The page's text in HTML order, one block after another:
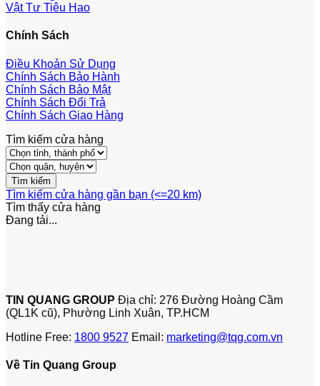
Vật Tư Tiêu Hao
Chính Sách
Điều Khoản Sử Dụng
Chính Sách Bảo Hành
Chính Sách Bảo Mật
Chính Sách Đổi Trả
Chính Sách Giao Hàng
Tìm kiếm cửa hàng
Tìm kiếm cửa hàng gần bạn (<=20 km)
Tìm thấy cửa hàng
Đang tải...
TIN QUANG GROUP Địa chỉ: 276 Đường Hoàng Cầm
(QL1K cũ), Phường Linh Xuân, TP.HCM
Hotline Free: 1800 9527 Email: marketing@tqg.com.vn
Về Tin Quang Group